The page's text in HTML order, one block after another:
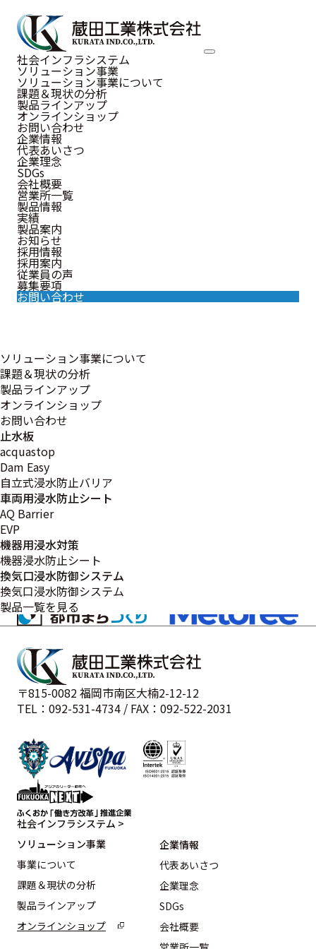
社会インフラシステム
ソリューション事業
ソリューション事業について
課題＆現状の分析
製品ラインアップ
オンラインショップ
お問い合わせ
企業情報
代表あいさつ
企業理念
SDGs
会社概要
営業所一覧
製品情報
実績
製品案内
お知らせ
採用情報
採用案内
従業員の声
募集要項
お問い合わせ
ソリューション事業について
課題＆現状の分析
製品ラインアップ
オンラインショップ
お問い合わせ
止水板
acquastop
Dam Easy
自立式浸水防止バリア
車両用浸水防止シート
AQ Barrier
EVP
機器用浸水対策
機器浸水防止シート
換気口浸水防御システム
換気口浸水防御システム
製品一覧を見る
NEWS
お知らせ
2022.09.16
記念行事に伴う営業時間短縮のお知
らせ
日頃より蔵田工業株式会社のホームページをご覧いただ
さて、誠に勝手ながら、記念行事のため下記のとおり営業
時間を短縮させていただきます。
関係者の皆様には大変ご迷惑をお掛け致しますが、何卒ご
理解の程お願い申し上げます。
【日 程】2022年9月30日（金）
【営業時間】8:30 ～ 15:00
< 前ページ
〒815-0082 福岡市南区大楠2-12-12
TEL：092-531-4734 / FAX：092-522-2031
社会インフラシステム >
ソリューション事業
事業について
課題＆現状の分析
製品ラインアップ
オンラインショップ
企業情報
代表あいさつ
企業理念
SDGs
会社概要